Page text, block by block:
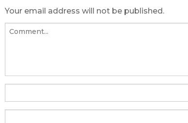
Your email address will not be published.